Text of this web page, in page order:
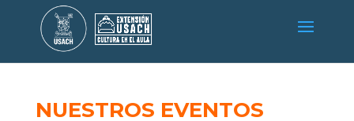
NUESTROS EVENTOS